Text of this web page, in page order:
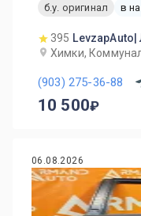
б.у. оригинал
в
395 LevzapAuto|
Химки,
(903) 275-36-88
10 500
06.08.2026